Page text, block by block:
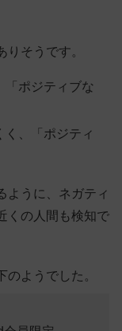
りそうです。
「ポジティブな
く、「ポジティ
ように、ネガティ
くの人間も検知で
のようでした。